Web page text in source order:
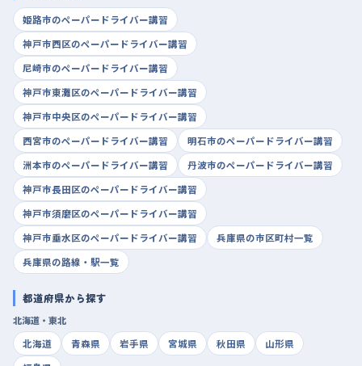
姫路市のペーパードライバー講習
神戸市西区のペーパードライバー講習
尼崎市のペーパードライバー講習
神戸市東灘区のペーパードライバー講習
神戸市中央区のペーパードライバー講習
西宮市のペーパードライバー講習
明石市のペーパードライバー講習
洲本市のペーパードライバー講習
丹波市のペーパードライバー講習
神戸市長田区のペーパードライバー講習
神戸市須磨区のペーパードライバー講習
神戸市垂水区のペーパードライバー講習
兵庫県の市区町村一覧
兵庫県の路線・駅一覧
都道府県から探す
北海道・東北
北海道
青森県 岩手県 宮城県 秋田県
山形県